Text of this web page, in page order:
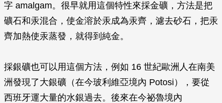
字 amalgam。很早就用這個特性來採金礦，方法是把
礦石和汞混合，使金溶於汞成為汞齊，濾去砂石，把汞
齊加熱使汞蒸發，就得到純金。
採銀礦也可以用這個方法，例如 16 世紀歐洲人在南美
洲發現了大銀礦（在今玻利維亞境內 Potosi），要從
西班牙運大量的水銀過去。後來在今祕魯境內